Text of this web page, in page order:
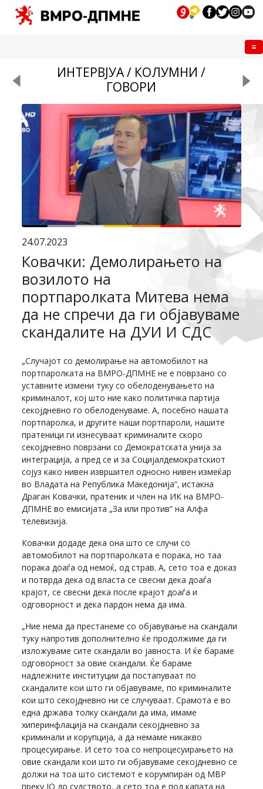
ИНТЕРВЈУА / КОЛУМНИ /
ГОВОРИ
24.07.2023
Ковачки: Демолирањето на
возилото на
портпаролката Митева нема
да не спречи да ги објавуваме
скандалите на ДУИ И СДС
„Случајот со демолирање на автомобилот на
портпаролката на ВМРО-ДПМНЕ не е поврзано со
уставните измени туку со обелоденувањето на
криминалот, кој што ние како политичка партија
секојдневно го обелоденуваме. А, посебно нашата
портпаролка, и другите наши портпароли, нашите
пратеници ги изнесуваат криминалите скоро
секојдневно поврзани со Демократската унија за
интеграција, а пред се и за Социјалдемократскиот
сојуз како нивен извршител односно нивен измеќар
во Владата на Република Македонија“, истакна
Драган Ковачки, пратеник и член на ИК на ВМРО-
ДПМНЕ во емисијата „За или против“ на Алфа
телевизија.
Ковачки додаде дека она што се случи со
автомобилот на портпаролката е порака, но таа
порака доаѓа од немоќ, од страв. А, сето тоа е доказ
и потврда дека од власта се свесни дека доаѓа
крајот, се свесни дека после крајот доаѓа и
одговорност и дека пардон нема да има.
„Ние нема да престанеме со објавување на скандали
туку напротив дополнително ќе продолжиме да ги
изложуваме сите скандали во јавноста. И ќе бараме
одговорност за овие скандали. Ќе бараме
надлежните институции да постапуваат по
скандалите кои што ги објавуваме, по криминалите
кои што секојдневно ни се случуваат. Срамота е во
една држава толку скандали да има, имаме
хиперинфлација на скандали секојдневно за
криминали и корупција, а да немаме никакво
процесуирање. И сето тоа со непроцесуирањето на
овие скандали кои што ги објавуваме секојдневно се
должи на тоа што системот е корумпиран од МВР
преку ЈО до судството, а сето тоа е под капата на